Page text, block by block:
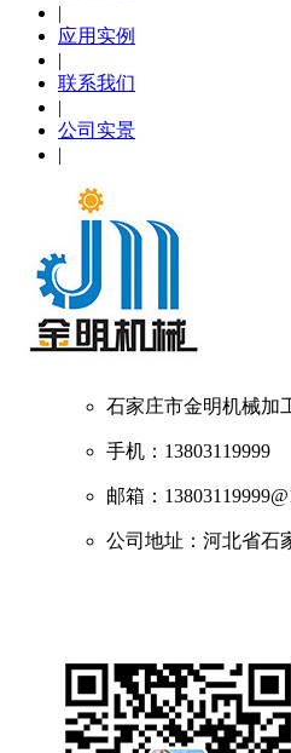
|
应用实例
|
联系我们
|
公司实景
|
石家庄市金明机械加
手机：
邮箱：
公司地址：河北省石